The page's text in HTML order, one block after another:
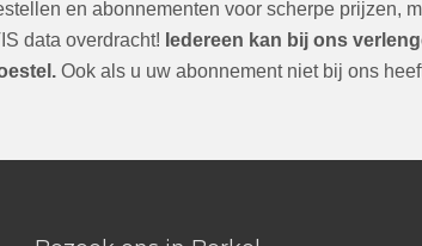
en abonnementen voor scherpe prijzen,
data overdracht! Iedereen kan bij ons
Ook als u uw abonnement niet bij ons